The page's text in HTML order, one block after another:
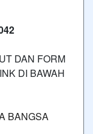
DAN FORM
DI BAWAH
BANGSA